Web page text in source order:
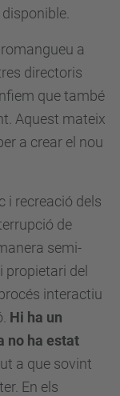
a
directoris
que també
Aquest mateix
a crear el nou
i recreació dels
de
semi-
del
interactiu
Hi ha un
no ha estat
a que sovint
En els